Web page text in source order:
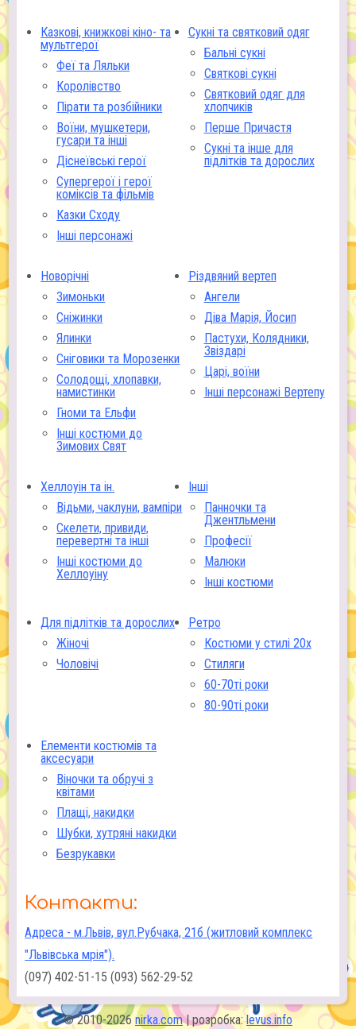
Казкові, книжкові кіно- та
мультгерої
Феї та Ляльки
Королівство
Пірати та розбійники
Воїни, мушкетери,
гусари та інші
Діснеївські герої
Супергерої і герої
коміксів та фільмів
Казки Сходу
Інші персонажі
Сукні та святковий одяг
Бальні сукні
Святкові сукні
Святковий одяг для
хлопчиків
Перше Причастя
Сукні та інше для
підлітків та дорослих
Новорічні
Зимоньки
Сніжинки
Ялинки
Сніговики та Морозенки
Солодощі, хлопавки,
намистинки
Гноми та Ельфи
Інші костюми до
Зимових Свят
Різдвяний вертеп
Ангели
Діва Марія, Йосип
Пастухи, Колядники,
Звіздарі
Царі, воїни
Інші персонажі Вертепу
Хеллоуін та ін.
Відьми, чаклуни, вампіри
Скелети, привиди,
перевертні та інші
Інші костюми до
Хеллоуіну
Інші
Панночки та
Джентльмени
Професії
Малюки
Інші костюми
Для підлітків та дорослих
Жіночі
Чоловічі
Ретро
Костюми у стилі 20х
Стиляги
60-70ті роки
80-90ті роки
Елементи костюмів та
аксесуари
Віночки та обручі з
квітами
Плащі, накидки
Шубки, хутряні накидки
Безрукавки
Контакти:
Адреса - м.Львів, вул.Рубчака, 21б (житловий комплекс
"Львівська мрія").
(097) 402-51-15 (093) 562-29-52
© 2010-2026 nirka.com| розробка:levus.info